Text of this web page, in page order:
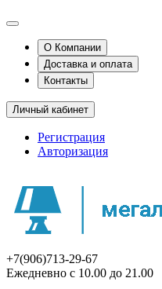
О Компании
Доставка и оплата
Контакты
Личный кабинет
Регистрация
Авторизация
+7(906)713-29-67
Ежедневно с 10.00 до 21.00